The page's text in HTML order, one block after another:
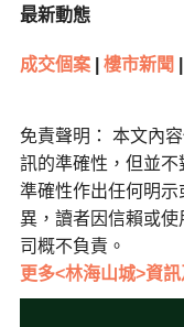
最新動態
成交個案| 樓市新聞
免責聲明： 本文內
訊的準確性，但並
準確性作出任何明
異，讀者因信賴或
司概不負責。
更多<林海山城>資